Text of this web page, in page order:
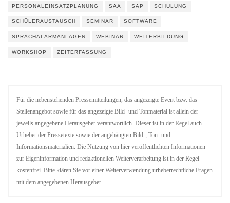
PERSONALEINSATZPLANUNG SAA SAP SCHULUNG
SCHÜLERAUSTAUSCH SEMINAR SOFTWARE
SPRACHALARMANLAGEN WEBINAR WEITERBILDUNG
WORKSHOP ZEITERFASSUNG
Für die nebenstehenden Pressemitteilungen, das angezeigte Event bzw. das
Stellenangebot sowie für das angezeigte Bild- und Tonmaterial ist allein der
jeweils angegebene Herausgeber verantwortlich. Dieser ist in der Regel auch
Urheber der Pressetexte sowie der angehängten Bild-, Ton- und
Informationsmaterialien. Die Nutzung von hier veröffentlichten Informationen
zur Eigeninformation und redaktionellen Weiterverarbeitung ist in der Regel
kostenfrei. Bitte klären Sie vor einer Weiterverwendung urheberrechtliche Fragen
mit dem angegebenen Herausgeber.